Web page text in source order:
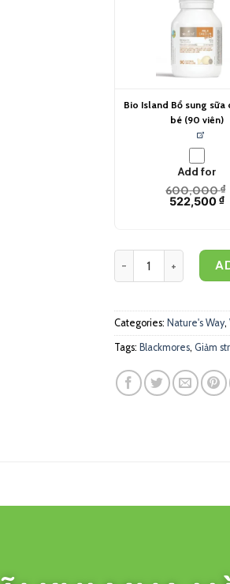
Bio Island Bổ sung sữa
bé (90 viên)
Add for
600,000₫
522,500₫
Nature's Way Bổ
Categories: Nature's Way,
Tags: Blackmores, Giảm